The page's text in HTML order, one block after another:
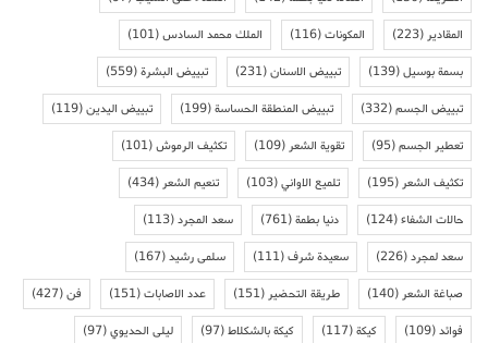
المقادير(223) المكونات(116) الملك محمد السادس(101)
بسمة بوسيل(139) تبييض الاسنان(231) تبييض البشرة(559)
تبييض الجسم(332) تبييض المنطقة الحساسة(199) تبييض اليدين(119)
تعطير الجسم(95) تقوية الشعر(109) تكثيف الرموش(101)
تكثيف الشعر(195) تلميع الاواني(103) تنعيم الشعر(434)
حالات الشفاء(124) دنيا بطمة(761) سعد المجرد(113)
سعد لمجرد(226) سعيدة شرف(111) سلمى رشيد(167)
صباغة الشعر(140) طريقة التحضير(151) عدد الاصابات(151) فن(427)
فوائد(109) كيكة(117) كيكة بالشكلاط(97) ليلى الحديوي(97)